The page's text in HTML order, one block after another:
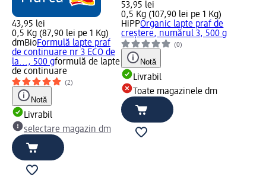
43,95 lei
0,5 Kg (87,90 lei pe 1 Kg)
dmBioFormulă lapte praf
de continuare nr 3 ECO de
la..., 500 gformulă de lapte
de continuare
(2)
Notă
Livrabil
selectare magazin dm
53,95 lei
0,5 Kg (107,90 lei pe 1 Kg)
HiPPOrganic lapte praf de
creștere, numărul 3, 500 g
(0)
Notă
Livrabil
Toate magazinele dm